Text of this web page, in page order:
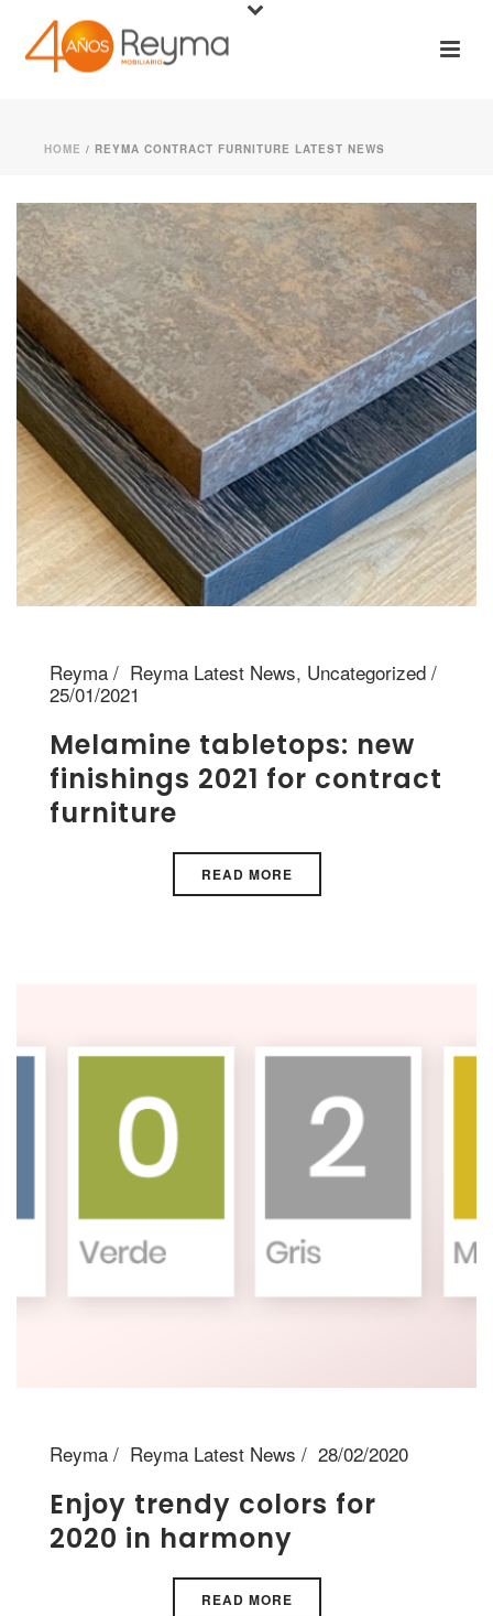
HOME / REYMA CONTRACT FURNITURE LATEST NEWS
Reyma Reyma Latest News, Uncategorized
25/01/2021
Melamine tabletops: new
finishings 2021 for contract
furniture
READ MORE
Reyma Reyma Latest News 28/02/2020
Enjoy trendy colors for
2020 in harmony
READ MORE